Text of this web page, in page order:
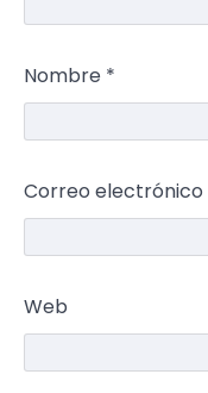
Nombre *
Correo electrónico
Web